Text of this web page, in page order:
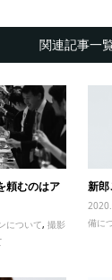
関連記事一
頼むのはア
について, 撮影
新
備に